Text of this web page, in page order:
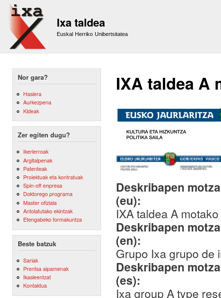
Ixa taldea
Euskal Herriko Unibertsitatea
Nor gara?
Hasiera
Aurkezpena
Kideak
Zer egiten dugu?
Ikerlerroak
Argitalpenak
Patenteak
Proiektuak eta kontratuak
Spin-off enpresa
Doktorego programa
Master ofiziala
Antolatutako ekintzak
Etengabeko formakuntza
Beste batzuk
Sariak
Prentsa aipamenak
Ikasleentzat
Kontaktua
IXA taldea A
Deskribapen
(eu):
IXA taldea A
Deskribapen
(en):
Grupo Ixa grupo de
Deskribapen
(es):
Ixa group A type